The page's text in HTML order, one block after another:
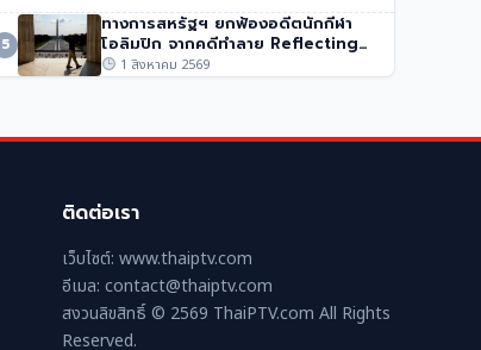
5
ทางการสหรัฐฯ ยกฟ้องอดีตนักกีฬา
โอลิมปิก จากคดีทำลาย Reflecting
Pool1 สิงหาคม 2569
ติดต่อเรา
เว็บไซต์: www.thaiptv.com
อีเมล: contact@thaiptv.com
สงวนลิขสิทธิ์ © 2569 ThaiPTV.com All Rights
Reserved.